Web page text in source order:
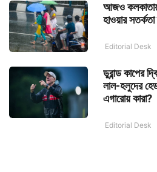
আজও কলকাতায়
হাওয়ার সতর্কতা
Editorial Desk
ডুরান্ড কাপের
লাল-হলুদের
এগারোয় কারা?
Editorial Desk